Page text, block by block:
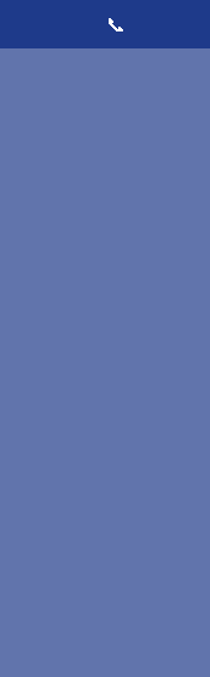
📞